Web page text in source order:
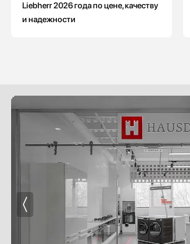
Liebherr 2026 года по цене, качеству
и надежности